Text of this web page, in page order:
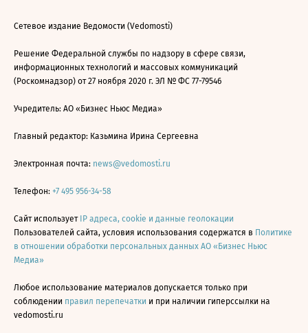
Сетевое издание Ведомости (Vedomosti)
Решение Федеральной службы по надзору в сфере связи,
информационных технологий и массовых коммуникаций
(Роскомнадзор) от 27 ноября 2020 г. ЭЛ № ФС 77-79546
Учредитель: АО «Бизнес Ньюс Медиа»
Главный редактор: Казьмина Ирина Сергеевна
Электронная почта: news@vedomosti.ru
Телефон: +7 495 956-34-58
Сайт использует IP адреса, cookie и данные геолокации
Пользователей сайта, условия использования содержатся в Политике
в отношении обработки персональных данных АО «Бизнес Ньюс
Медиа»
Любое использование материалов допускается только при
соблюдении правил перепечатки и при наличии гиперссылки на
vedomosti.ru